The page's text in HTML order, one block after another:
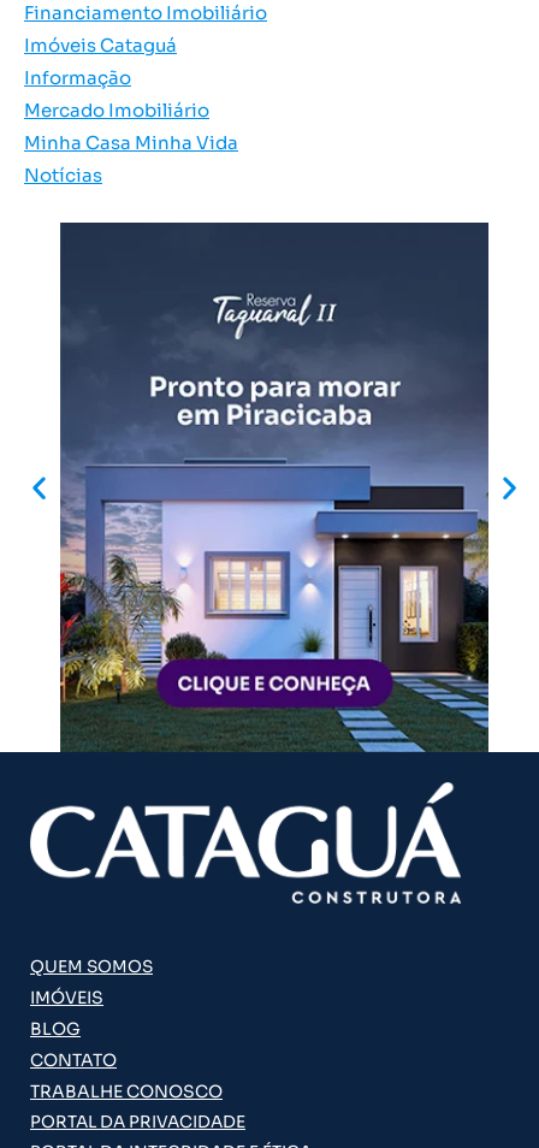
Financiamento Imobiliário
Imóveis Cataguá
Informação
Mercado Imobiliário
Minha Casa Minha Vida
Notícias
QUEM SOMOS
IMÓVEIS
BLOG
CONTATO
TRABALHE CONOSCO
PORTAL DA PRIVACIDADE